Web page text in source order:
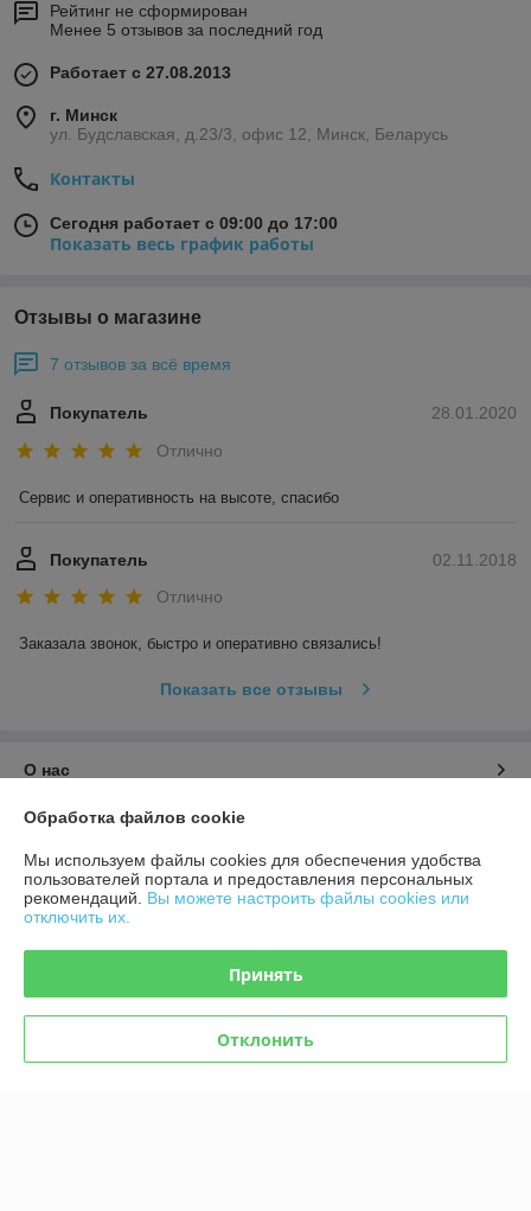
Рейтинг не сформирован
Менее 5 отзывов за последний год
Работает с 27.08.2013
г. Минск
ул. Будславская, д.23/3, офис 12, Минск, Беларусь
Контакты
Сегодня работает с 09:00 до 17:00
Показать весь график работы
Отзывы о магазине
7 отзывов за всё время
28.01.2020
Покупатель
Отлично
Сервис и оперативность на высоте, спасибо
02.11.2018
Покупатель
Отлично
Заказала звонок, быстро и оперативно связались!
Показать все отзывы
О нас
Контакты
Доставка и оплата
Полная версия сайта
Политика обработки cookies
Обработка файлов cookie
Мы используем файлы cookies для обеспечения удобства
пользователей портала и предоставления персональных
рекомендаций. Вы можете настроить файлы cookies или
отключить их.
Принять
Отклонить